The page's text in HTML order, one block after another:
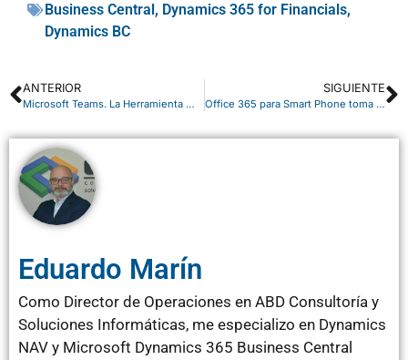
Business Central , Dynamics 365 for Financials,
Dynamics BC
ANTERIOR
Microsoft Teams. La Herramienta más importante en 2020, para tu Transformación Digital
SIGUIENTE
Office 365 para Smart Phone toma fuerza
Eduardo Marín
Como Director de Operaciones en ABD Consultoría y
Soluciones Informáticas, me especializo en Dynamics
NAV y Microsoft Dynamics 365 Business Central